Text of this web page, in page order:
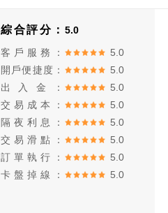
綜合評分： 5.0
客戶服務：
5.0
開戶便捷度：
5.0
出入金：
5.0
交易成本：
5.0
隔夜利息：
5.0
交易滑點：
5.0
訂單執行：
5.0
卡盤掉線：
5.0